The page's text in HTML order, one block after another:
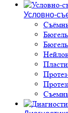
Условно-